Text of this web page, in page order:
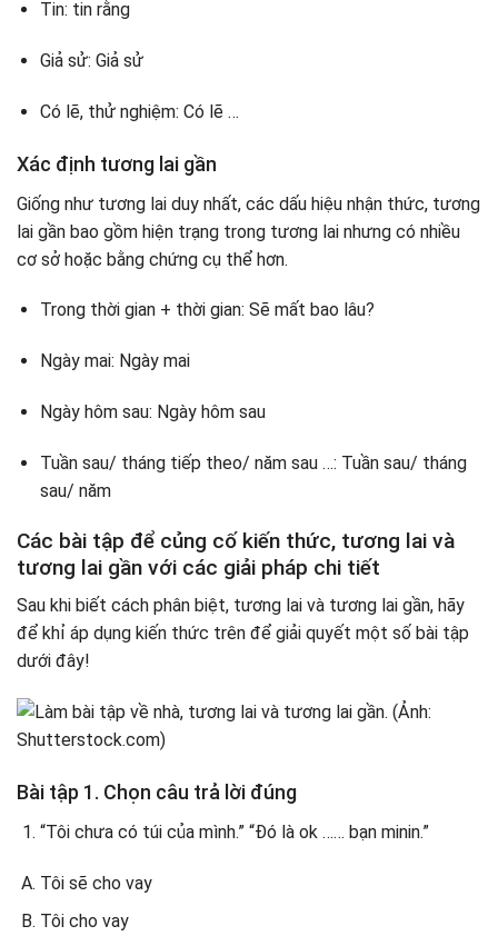
Tin: tin rằng
Giả sử: Giả sử
Có lẽ, thử nghiệm: Có lẽ …
Xác định tương lai gần
Giống như tương lai duy nhất, các dấu hiệu nhận thức, tương
lai gần bao gồm hiện trạng trong tương lai nhưng có nhiều
cơ sở hoặc bằng chứng cụ thể hơn.
Trong thời gian + thời gian: Sẽ mất bao lâu?
Ngày mai: Ngày mai
Ngày hôm sau: Ngày hôm sau
Tuần sau/ tháng tiếp theo/ năm sau …: Tuần sau/ tháng
sau/ năm
Các bài tập để củng cố kiến ​​thức, tương lai và
tương lai gần với các giải pháp chi tiết
Sau khi biết cách phân biệt, tương lai và tương lai gần, hãy
để khỉ áp dụng kiến ​​thức trên để giải quyết một số bài tập
dưới đây!
Bài tập 1. Chọn câu trả lời đúng
“Tôi chưa có túi của mình.” “Đó là ok …… bạn minin.”
Tôi sẽ cho vay
Tôi cho vay